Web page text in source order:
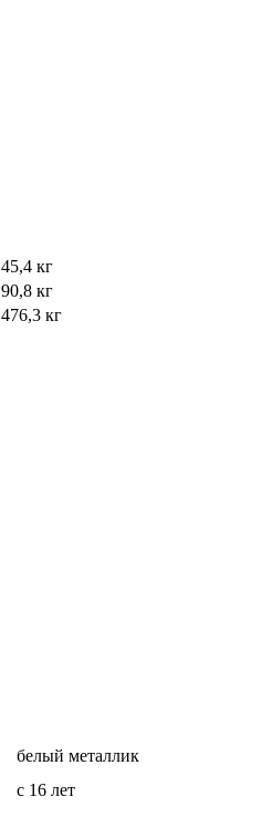
45,4 кг
90,8 кг
476,3 кг
белый металлик
с 16 лет